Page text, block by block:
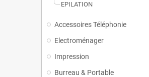
EPILATION
Accessoires Téléphonie
Electroménager
Impression
Burreau & Portable